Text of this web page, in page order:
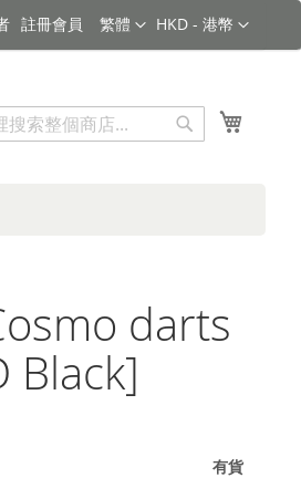
金額
HKD - 港幣
語言
繁體
註冊會員
darts
Black]
有貨